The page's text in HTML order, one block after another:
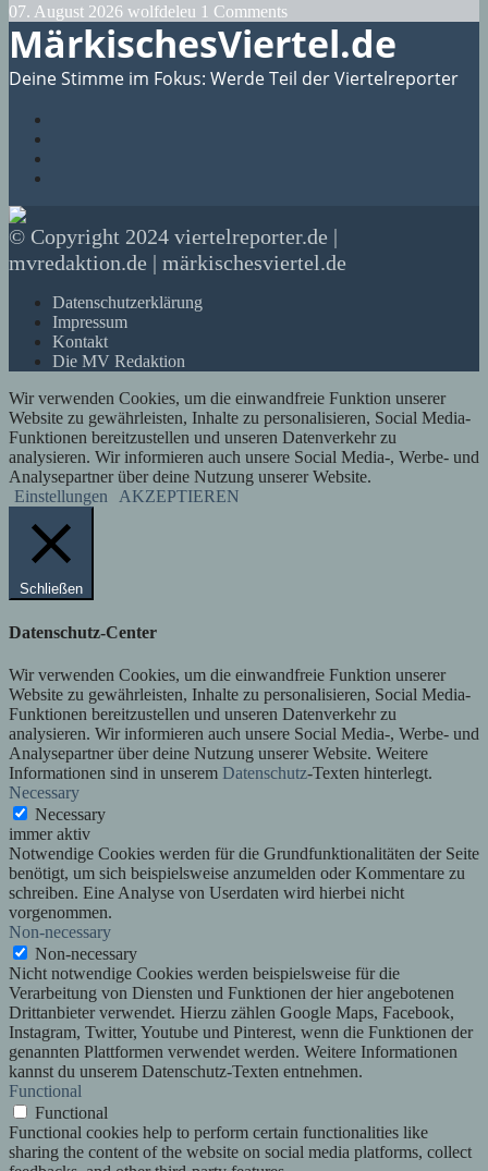
07. August 2026 wolfdeleu 1 Comments
MärkischesViertel.de
Deine Stimme im Fokus: Werde Teil der Viertelreporter
© Copyright 2024 viertelreporter.de |
mvredaktion.de | märkischesviertel.de
Datenschutzerklärung
Impressum
Kontakt
Die MV Redaktion
Wir verwenden Cookies, um die einwandfreie Funktion unserer
Website zu gewährleisten, Inhalte zu personalisieren, Social Media-
Funktionen bereitzustellen und unseren Datenverkehr zu
analysieren. Wir informieren auch unsere Social Media-, Werbe- und
Analysepartner über deine Nutzung unserer Website.
Einstellungen
AKZEPTIEREN
Schließen
Datenschutz-Center
Wir verwenden Cookies, um die einwandfreie Funktion unserer
Website zu gewährleisten, Inhalte zu personalisieren, Social Media-
Funktionen bereitzustellen und unseren Datenverkehr zu
analysieren. Wir informieren auch unsere Social Media-, Werbe- und
Analysepartner über deine Nutzung unserer Website. Weitere
Informationen sind in unserem Datenschutz-Texten hinterlegt.
Necessary
Necessary
immer aktiv
Notwendige Cookies werden für die Grundfunktionalitäten der Seite
benötigt, um sich beispielsweise anzumelden oder Kommentare zu
schreiben. Eine Analyse von Userdaten wird hierbei nicht
vorgenommen.
Non-necessary
Non-necessary
Nicht notwendige Cookies werden beispielsweise für die
Verarbeitung von Diensten und Funktionen der hier angebotenen
Drittanbieter verwendet. Hierzu zählen Google Maps, Facebook,
Instagram, Twitter, Youtube und Pinterest, wenn die Funktionen der
genannten Plattformen verwendet werden. Weitere Informationen
kannst du unserem Datenschutz-Texten entnehmen.
Functional
Functional
Functional cookies help to perform certain functionalities like
sharing the content of the website on social media platforms, collect